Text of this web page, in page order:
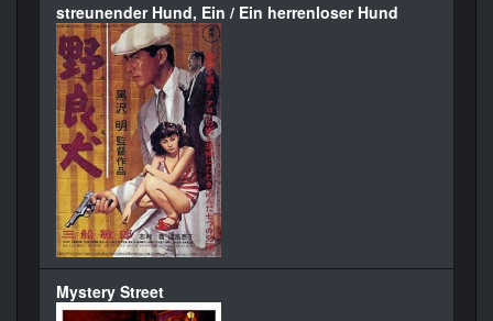
streunender Hund, Ein / Ein herrenloser Hund
Mystery Street